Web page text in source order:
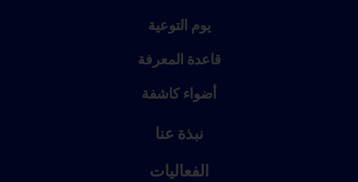
يوم التوعية
قاعدة المعرفة
أضواء كاشفة
نبذة عنا
الفعاليات